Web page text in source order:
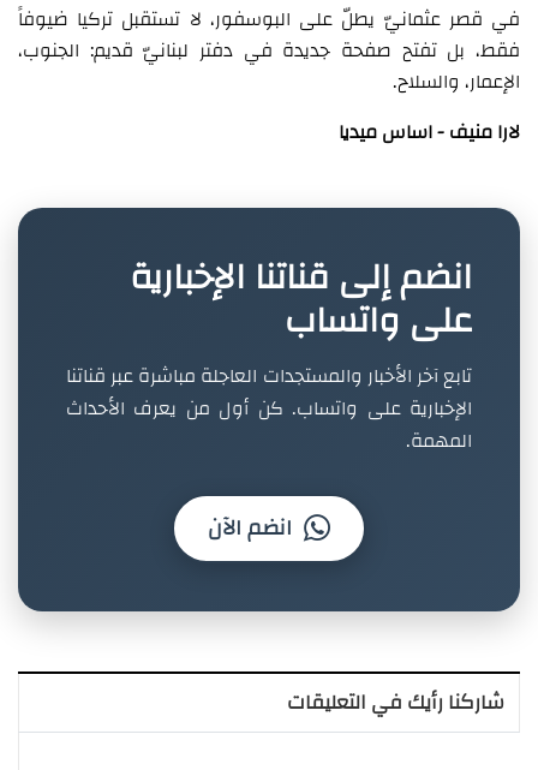
في قصر عثمانيّ يطلّ على البوسفور، لا تستقبل تركيا ضيوفاً
فقط، بل تفتح صفحة جديدة في دفتر لبنانيّ قديم: الجنوب،
الإعمار، والسلاح.
لارا منيف - اساس ميديا
انضم إلى قناتنا الإخبارية
على واتساب
تابع آخر الأخبار والمستجدات العاجلة مباشرة عبر قناتنا
الإخبارية على واتساب. كن أول من يعرف الأحداث
المهمة.
انضم الآن
شاركنا رأيك في التعليقات